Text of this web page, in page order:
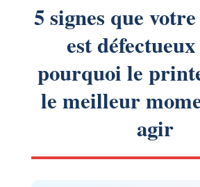
5 signes que
est
pourquoi le
le meilleur
agir